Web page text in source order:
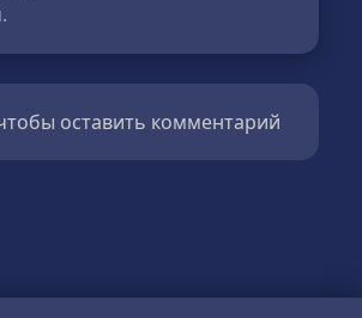
оставить комментарий